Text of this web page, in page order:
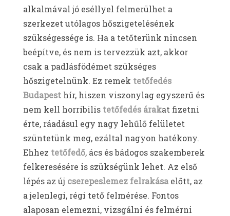
alkalmával jó eséllyel felmerülhet a
szerkezet utólagos hőszigetelésének
szükségessége is. Ha a tetőterünk nincsen
beépítve, és nem is tervezzük azt, akkor
csak a padlásfödémet szükséges
hőszigetelnünk. Ez remek tetőfedés
Budapest hír, hiszen viszonylag egyszerű és
nem kell horribilis tetőfedés árakat fizetni
érte, ráadásul egy nagy lehűlő felületet
szüntetünk meg, ezáltal nagyon hatékony.
Ehhez tetőfedő, ács és bádogos szakemberek
felkeresésére is szükségünk lehet. Az első
lépés az új cserepeslemez felrakása előtt, az
a jelenlegi, régi tető felmérése. Fontos
alaposan elemezni, vizsgálni és felmérni